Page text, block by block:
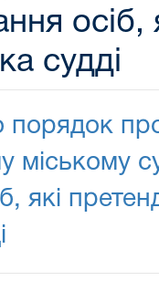
судді
порядок
міському
які